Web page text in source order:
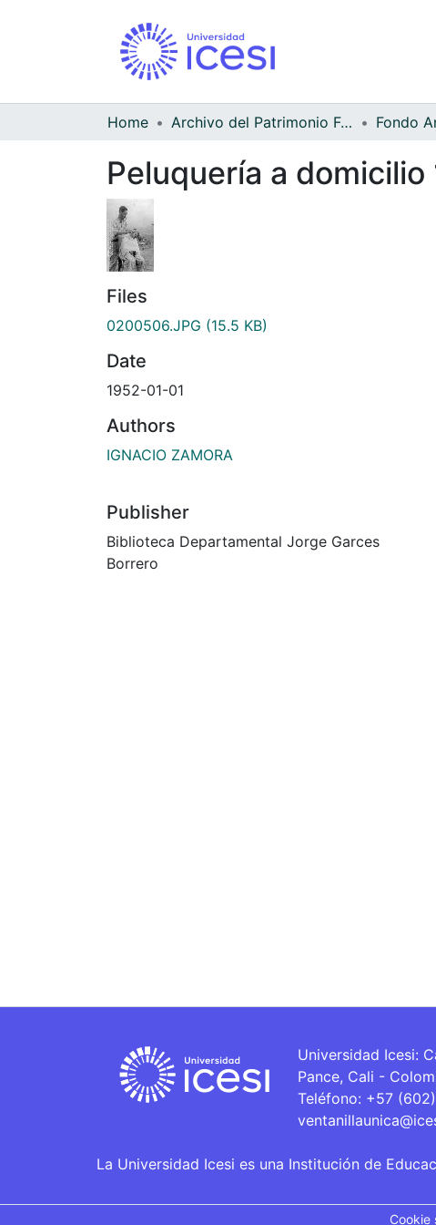
Home Archivo del Patrimonio Fotográfico y Fílmico del Valle del Cauca
Peluquería a domicilio
Files
0200506.JPG (15.5 KB)
Date
1952-01-01
Authors
IGNACIO ZAMORA
Publisher
Biblioteca Departamental Jorge Garces
Borrero
Universidad Icesi:
Pance, Cali -
Teléfono: +57
La Universidad Icesi es una Institución de
Cookie